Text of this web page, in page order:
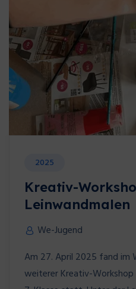
2025
Kreativ-
Leinwandmalen
We-Jugend
Am 27. April 2025 fand im
weiterer Kreativ-Workshop